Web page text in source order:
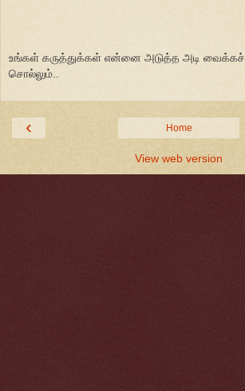
உங்கள் கருத்துக்கள் என்னை அடுத்த அடி வைக்கச்
சொல்லும்..
‹ Home
View web version